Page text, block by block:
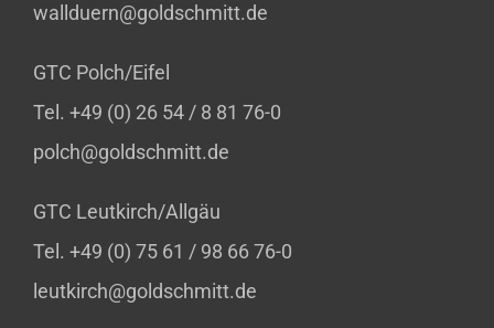
wallduern@goldschmitt.de
GTC Polch/Eifel
Tel. +49 (0) 26 54 / 8 81 76-0
polch@goldschmitt.de
GTC Leutkirch/Allgäu
Tel. +49 (0) 75 61 / 98 66 76-0
leutkirch@goldschmitt.de